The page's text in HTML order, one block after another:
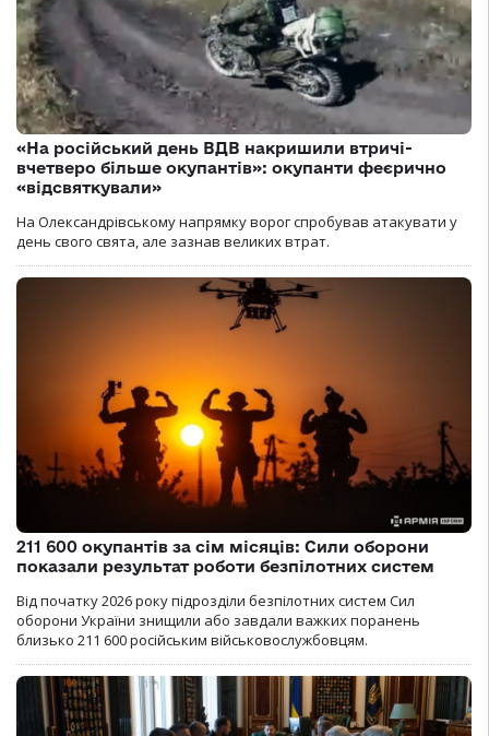
«На російський день ВДВ накришили втричі-
вчетверо більше окупантів»: окупанти феєрично
«відсвяткували»
На Олександрівському напрямку ворог спробував атакувати у
день свого свята, але зазнав великих втрат.
211 600 окупантів за сім місяців: Сили оборони
показали результат роботи безпілотних систем
Від початку 2026 року підрозділи безпілотних систем Сил
оборони України знищили або завдали важких поранень
близько 211 600 російським військовослужбовцям.